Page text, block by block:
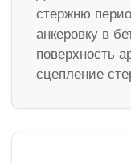
стержню
анкеровку в
поверхность
сцепление